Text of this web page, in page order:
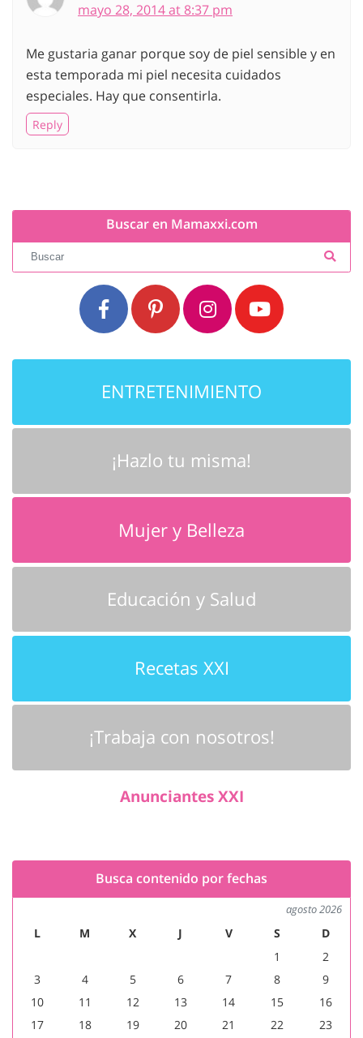
mayo 28, 2014 at 8:37 pm
Me gustaria ganar porque soy de piel sensible y en
esta temporada mi piel necesita cuidados
especiales. Hay que consentirla.
Reply
Buscar en Mamaxxi.com
ENTRETENIMIENTO
¡Hazlo tu misma!
Mujer y Belleza
Educación y Salud
Recetas XXI
¡Trabaja con nosotros!
Anunciantes XXI
Busca contenido por fechas
agosto 2026
L M X J V S
D
1
2
3
4 5 6 7 8
9
10
11 12 13 14 15
16
17
18 19 20 21 22
23